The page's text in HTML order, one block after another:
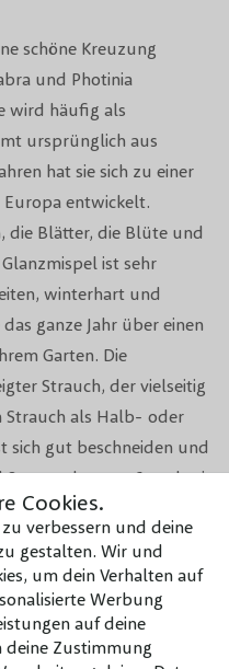
Cookies.
verbessern und deine
gestalten. Wir und
um dein Verhalten auf
Werbung
auf deine
deine Zustimmung
schöne Kreuzung
und Photinia
wird häufig als
ursprünglich aus
hat sie sich zu einer
entwickelt.
die Blätter, die Blüte und
ist sehr
winterhart und
ganze Jahr über einen
Garten. Die
Strauch, der vielseitig
Strauch als Halb- oder
sich gut beschneiden und
8-12 cm lang, 4-6 cm breit
färben sich die alten
Kontrast von
blüht im Mai mit
gedeiht in allen
als auch im Topf
Bienen und Vögeln
und kleine Gärten
zwischen Mai und
damit die Hecke
und modern wirkt